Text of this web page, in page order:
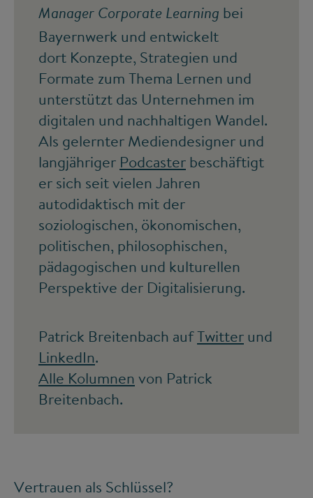
Manager Corporate Learning bei
Bayernwerk und entwickelt
dort Konzepte, Strategien und
Formate zum Thema Lernen und
unterstützt das Unternehmen im
digitalen und nachhaltigen Wandel.
Als gelernter Mediendesigner und
langjähriger Podcaster beschäftigt
er sich seit vielen Jahren
autodidaktisch mit der
soziologischen, ökonomischen,
politischen, philosophischen,
pädagogischen und kulturellen
Perspektive der Digitalisierung.
Patrick Breitenbach aufTwitter und
LinkedIn.
Alle Kolumnen von Patrick
Breitenbach.
Vertrauen als Schlüssel?